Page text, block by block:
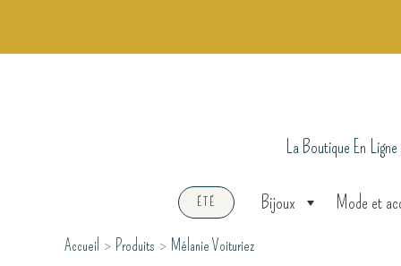
La Boutique En Ligne
ÉTÉ Bijoux Mode et
Accueil Produits Mélanie Voituriez